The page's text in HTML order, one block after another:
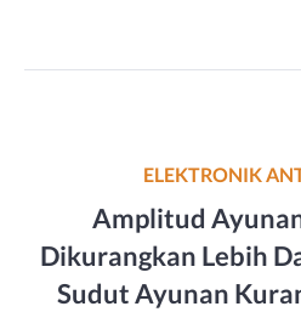
ELEKTRONIK
Amplitud
Dikurangkan Lebih
Sudut Ayunan